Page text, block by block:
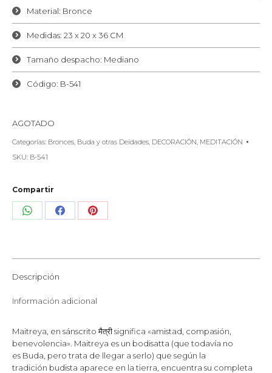
Material: Bronce
Medidas: 23 x 20 x 36 CM
Tamaño despacho: Mediano
Código: B-541
AGOTADO
Categorías: Bronces Buda y otras Deidades DECORACIÓN MEDITACIÓN
SKU: B-541
Compartir
Share Share Share
Descripción
Información adicional
Maitreya, en sánscrito मैत्री significa «amistad, compasión,
benevolencia​». Maitreya es un bodisatta (que todavía no
es Buda, pero trata de llegar a serlo) que según la
tradición budista aparece en la tierra, encuentra su completa